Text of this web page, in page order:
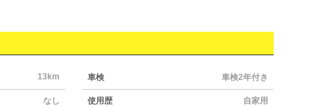
13km 車検 車検2年付き
なし 使用歴 自家用